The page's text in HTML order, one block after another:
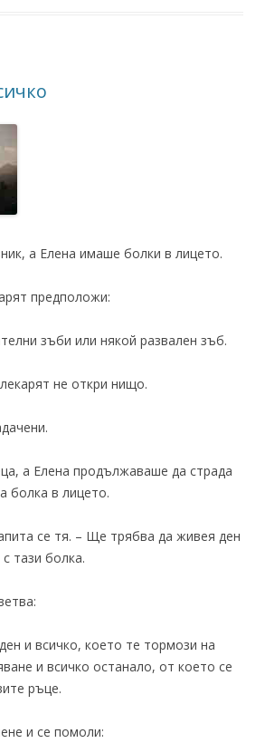
а Елена имаше болки в лицето.
предположи:
зъби или някой развален зъб.
не откри нищо.
а Елена продължаваше да страда
болка в лицето.
се тя. – Ще трябва да живея ден
тази болка.
и всичко, което те тормози на
и всичко останало, от което се
ръце.
и се помоли: